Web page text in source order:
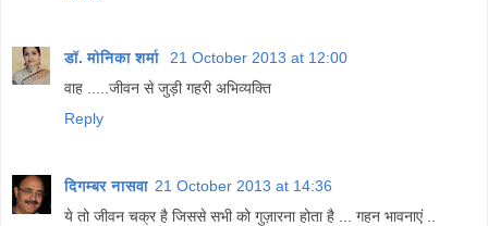
डॉ. मोनिका शर्मा
21 October 2013 at 12:00
वाह .....जीवन से जुड़ी गहरी अभिव्यक्ति
Reply
दिगम्बर नासवा 21 October 2013 at 14:36
ये तो जीवन चक्र है जिससे सभी को गुज़ारना होता है ... गहन भावनाएं ..